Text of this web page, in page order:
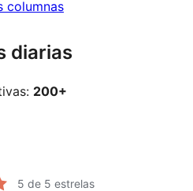
columnas
diarias
200+
5 de 5 estrelas